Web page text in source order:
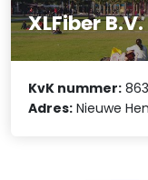
XLFiber B.V.
KvK nummer:
Adres: Nieuwe